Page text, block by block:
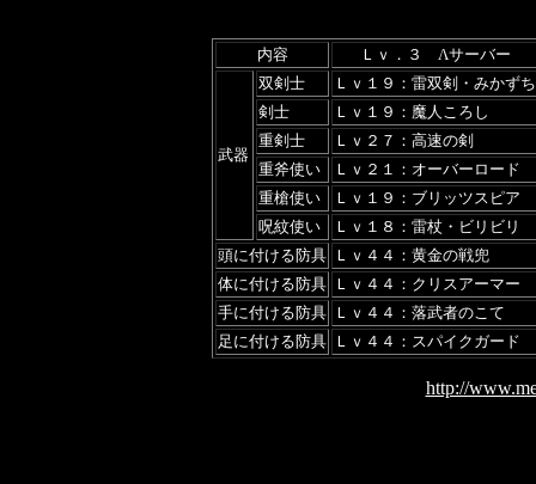
内容 Ｌｖ．３ Λサーバー
武器
双剣士
Ｌｖ１９：雷双剣・みかずち
剣士
Ｌｖ１９：魔人ころし
重剣士
Ｌｖ２７：高速の剣
重斧使い
Ｌｖ２１：オーバーロード
重槍使い
Ｌｖ１９：ブリッツスピア
呪紋使い
Ｌｖ１８：雷杖・ビリビリ
頭に付ける防具 Ｌｖ４４：黄金の戦兜
体に付ける防具 Ｌｖ４４：クリスアーマー
手に付ける防具 Ｌｖ４４：落武者のこて
足に付ける防具 Ｌｖ４４：スパイクガード
http://